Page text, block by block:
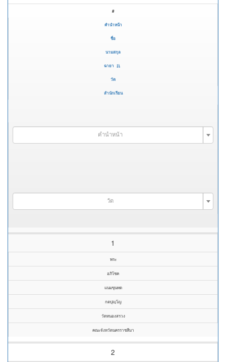
#
คำนำหน้า
ชื่อ
นามสกุล
ฉายา
วัด
สำนักเรียน
คำนำหน้า
วัด
1
พระ
อภิโชค
แนมขุนทด
กตปุญฺโญ
วัดหนองสรวง
คณะจังหวัดนครราชสีมา
2